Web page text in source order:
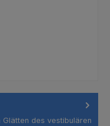
des vestibulären